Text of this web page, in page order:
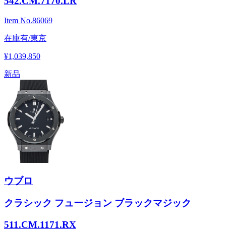
Item No.86069
在庫有/東京
¥1,039,850
新品
ウブロ
クラシック フュージョン ブラックマジック
511.CM.1171.RX